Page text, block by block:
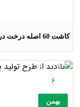
کاشت 60 اصله درخت در محوطه کارخانه کرمانشاه + گزارش تصویری
6
بهمن